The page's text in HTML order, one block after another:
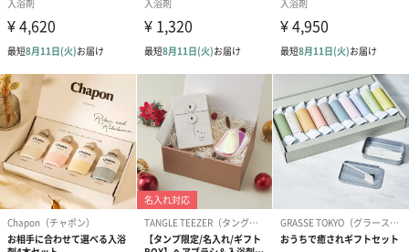
使用上の注意
点
●本品は飲食物ではありません。
をおやめください。
●本品は入浴用のバスソルトです。肌に直接こすりつけ
ないでください。
●循環式の風呂・全自動給湯器、24時間風呂の場合、
機種によっては使用できない場合がありますので、説
明書を確認の上ご使用ください。
●使用後の追い焚きはおやめください。
●残り湯を長く浴槽に入れておかないでください。ま
た、洗濯には使用しないでください。
●使用後は浴槽、風呂釜をよく洗ってください。本品は
塩を使用していますので、お湯をそのままにしておく
と風呂釜などを傷める原因となります。
●天然大理石浴槽の場合は光沢が失われる場合がありま